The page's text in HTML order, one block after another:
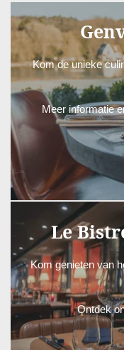
Kom de unieke
Meer informatie
Le
Kom genieten van
Ontdek